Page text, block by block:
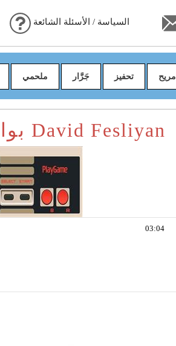
السياسة / الأسئلة الشائعة
ملحمي جَرَّار تحفيز مريح
تحميل "A Bit Of Hope" بواسطة David Fesliyan
03:04